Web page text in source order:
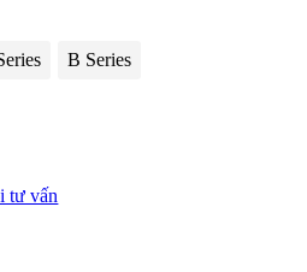
₫B Series
tư vấn